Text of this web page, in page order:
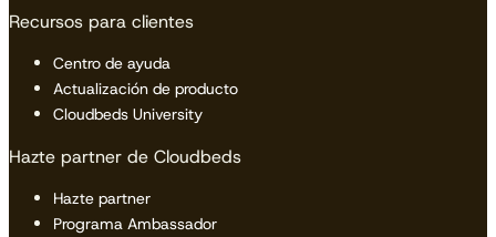
Recursos para clientes
Centro de ayuda
Actualización de producto
Cloudbeds University
Hazte partner de Cloudbeds
Hazte partner
Programa Ambassador